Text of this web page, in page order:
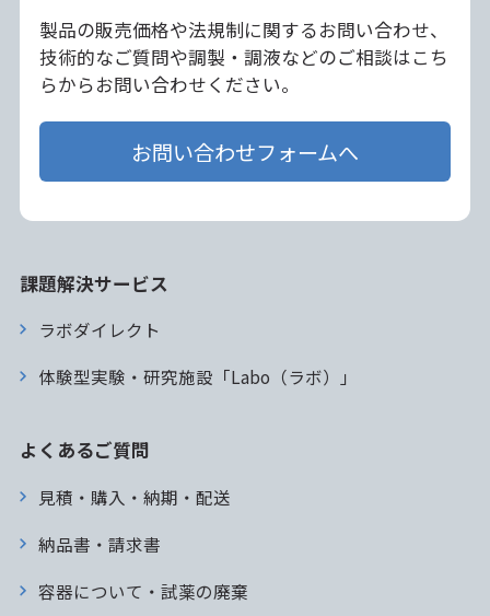
製品の販売価格や法規制に関するお問い合わせ、
技術的なご質問や調製・調液などのご相談はこち
らからお問い合わせください。
お問い合わせフォームへ
課題解決サービス
ラボダイレクト
体験型実験・研究施設「Labo（ラボ）」
よくあるご質問
見積・購入・納期・配送
納品書・請求書
容器について・試薬の廃棄